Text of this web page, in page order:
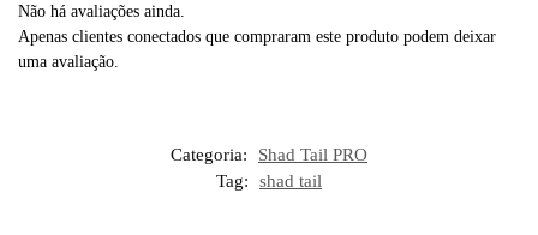
Não há avaliações ainda.
Apenas clientes conectados que compraram este produto podem deixar
uma avaliação.
Categoria:
Shad Tail PRO
Tag:
shad tail